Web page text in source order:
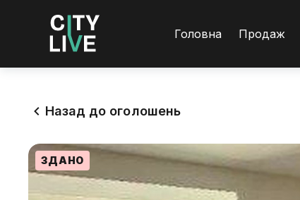
Головна Продаж
Назад до оголошень
ЗДАНО